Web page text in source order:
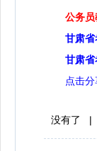
公务
甘肃
甘肃
点击分
没有了 |